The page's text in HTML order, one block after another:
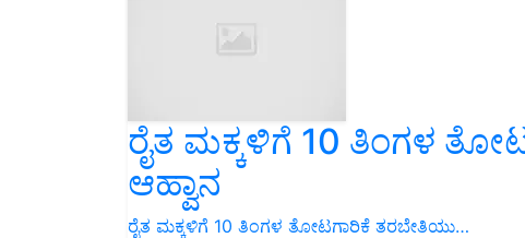
ರೈತ ಮಕ್ಕಳಿಗೆ 10 ತಿಂಗಳ
ಆಹ್ವಾನ
ರೈತ ಮಕ್ಕಳಿಗೆ 10 ತಿಂಗಳ ತೋಟಗಾರಿಕೆ ತರಬೇತಿಯು…